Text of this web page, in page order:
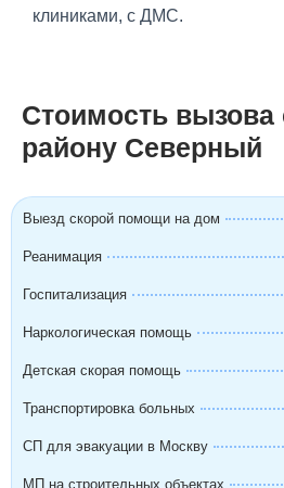
клиниками, с ДМС.
Стоимость вызова
району Северный
Выезд скорой помощи на дом
Реанимация
Госпитализация
Наркологическая помощь
Детская скорая помощь
Транспортировка больных
СП для эвакуации в Москву
МП на строительных объектах